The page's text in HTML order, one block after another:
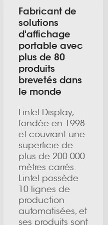
Fabricant de
solutions
d'affichage
portable avec
plus de 80
produits
brevetés dans
le monde
Lintel Display,
fondée en 1998
et couvrant une
superficie de
plus de 200 000
mètres carrés.
Lintel possède
10 lignes de
production
automatisées, et
ses produits sont